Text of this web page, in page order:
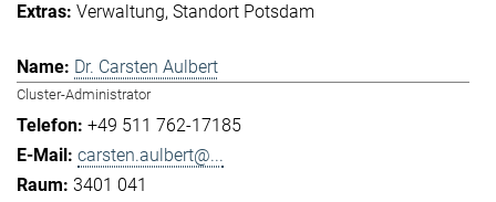
Verwaltung Standort Potsdam
Dr. Carsten Aulbert
Cluster-Administrator
+49 511 762-17185
carsten.aulbert@...
3401 041